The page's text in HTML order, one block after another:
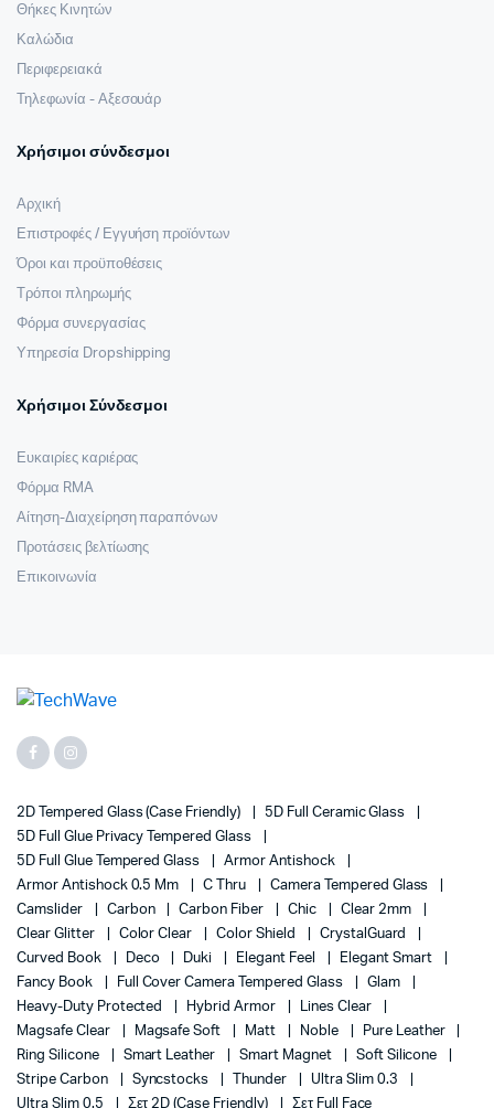
Θήκες Κινητών
Καλώδια
Περιφερειακά
Τηλεφωνία - Αξεσουάρ
Χρήσιμοι σύνδεσμοι
Αρχική
Επιστροφές / Εγγυήση προϊόντων
Όροι και προϋποθέσεις
Τρόποι πληρωμής
Φόρμα συνεργασίας
Υπηρεσία Dropshipping
Χρήσιμοι Σύνδεσμοι
Ευκαιρίες καριέρας
Φόρμα RMA
Αίτηση-Διαχείρηση παραπόνων
Προτάσεις βελτίωσης
Επικοινωνία
2D Tempered Glass (case Friendly)
5D Full Ceramic Glass
5D Full Glue Privacy Tempered Glass
5D Full Glue Tempered Glass
Armor Antishock
Armor Antishock 0.5 Mm
C Thru
Camera Tempered Glass
Camslider
Carbon Carbon Fiber Chic
Clear 2mm
Clear Glitter
Color Clear Color Shield
CrystalGuard
Curved Book
Deco Duki Elegant Feel
Elegant Smart
Fancy Book
Full Cover Camera Tempered Glass
Glam
Heavy-Duty Protected
Hybrid Armor
Lines Clear
Magsafe Clear
Magsafe Soft Matt Noble
Pure Leather
Ring Silicone
Smart Leather Smart Magnet
Soft Silicone
Stripe Carbon
Syncstocks Thunder
Ultra Slim 0.3
Ultra Slim 0.5
Σετ 2D (case Friendly) Σετ Full Face